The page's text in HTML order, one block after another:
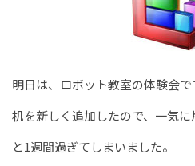
明日は、ロボット教室の体験会で
机を新しく追加したので、一気
と1週間過ぎてしまいました。